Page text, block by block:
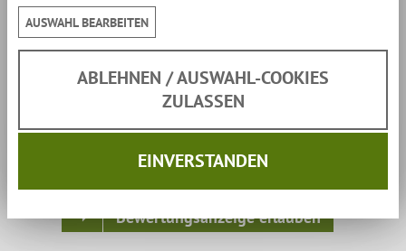
Kundenmeinungen:
Ich möchte, dass die Bewertungen angezeigt werden
und möchte, die dafür notwendigen externen
Inhalte/Cookies erlauben:
Bewertungen einmalig anzeigen
Bewertungsanzeige erlauben
AUSWAHL BEARBEITEN
ABLEHNEN / AUSWAHL-COOKIES
ZULASSEN
EINVERSTANDEN